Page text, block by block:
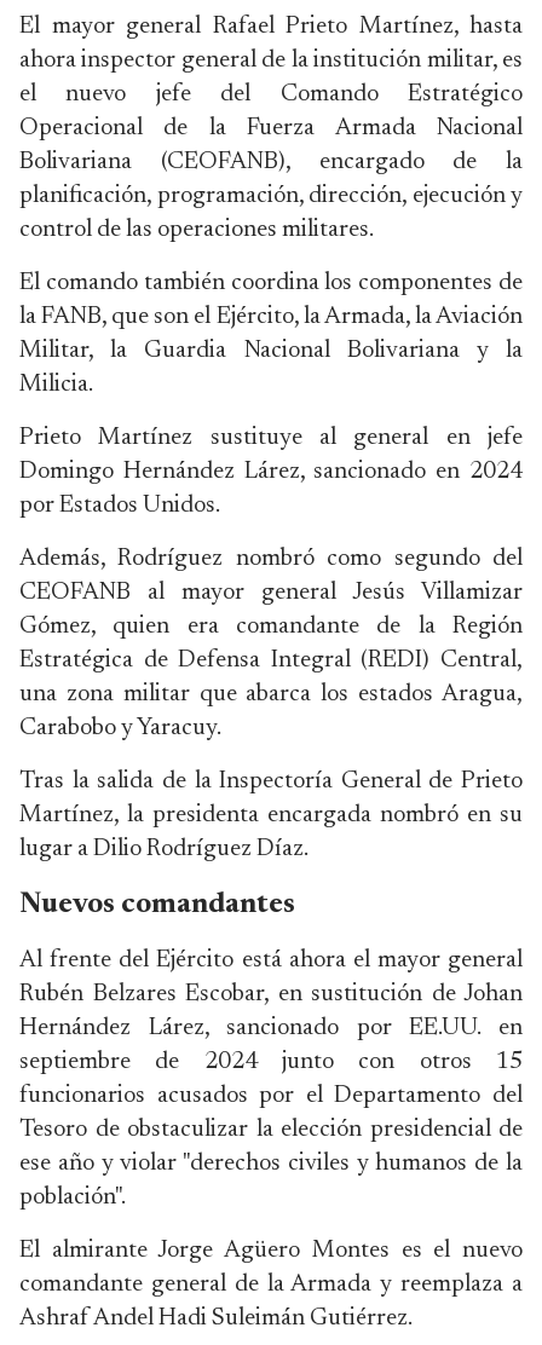
El mayor general Rafael Prieto Martínez, hasta
ahora inspector general de la institución militar, es
el nuevo jefe del Comando Estratégico
Operacional de la Fuerza Armada Nacional
Bolivariana (CEOFANB), encargado de la
planificación, programación, dirección, ejecución y
control de las operaciones militares.
El comando también coordina los componentes de
la FANB, que son el Ejército, la Armada, la Aviación
Militar, la Guardia Nacional Bolivariana y la
Milicia.
Prieto Martínez sustituye al general en jefe
Domingo Hernández Lárez, sancionado en 2024
por Estados Unidos.
Además, Rodríguez nombró como segundo del
CEOFANB al mayor general Jesús Villamizar
Gómez, quien era comandante de la Región
Estratégica de Defensa Integral (REDI) Central,
una zona militar que abarca los estados Aragua,
Carabobo y Yaracuy.
Tras la salida de la Inspectoría General de Prieto
Martínez, la presidenta encargada nombró en su
lugar a Dilio Rodríguez Díaz.
Nuevos comandantes
Al frente del Ejército está ahora el mayor general
Rubén Belzares Escobar, en sustitución de Johan
Hernández Lárez, sancionado por EE.UU. en
septiembre de 2024 junto con otros 15
funcionarios acusados por el Departamento del
Tesoro de obstaculizar la elección presidencial de
ese año y violar "derechos civiles y humanos de la
población".
El almirante Jorge Agüero Montes es el nuevo
comandante general de la Armada y reemplaza a
Ashraf Andel Hadi Suleimán Gutiérrez.